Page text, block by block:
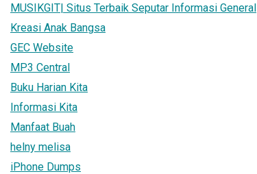
MUSIKGIT| Situs Terbaik Seputar Informasi General
Kreasi Anak Bangsa
GEC Website
MP3 Central
Buku Harian Kita
Informasi Kita
Manfaat Buah
helny melisa
iPhone Dumps